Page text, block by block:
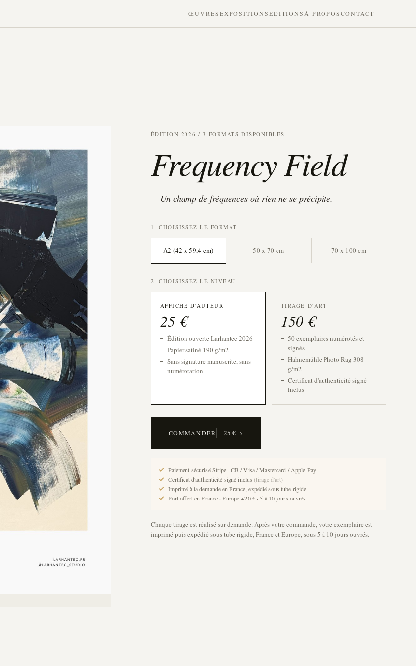
ŒUVRESEXPOSITIONSÉDITIONS À PROPOSCONTACT
ÉDITION 2026 / 3 FORMATS DISPONIBLES
Frequency Field
Un champ de fréquences où rien ne se précipite.
1. CHOISISSEZ LE FORMAT
A2 (42 x 59,4 cm) 50 x 70 cm 70 x 100 cm
2. CHOISISSEZ LE NIVEAU
AFFICHE D'AUTEUR
25€
Édition ouverte Larhantec 2026
Papier satiné 190 g/m2
Sans signature manuscrite, sans
numérotation
TIRAGE D'ART
150€
50 exemplaires numérotés et
signés
Hahnemühle Photo Rag 308
g/m2
Certificat d'authenticité signé
inclus
COMMANDER 25 €→
Paiement sécurisé Stripe · CB / Visa / Mastercard / Apple Pay
Certificat d'authenticité signé inclus(tirage d'art)
Imprimé à la demande en France, expédié sous tube rigide
Port offert en France · Europe +20 € · 5 à 10 jours ouvrés
Chaque tirage est réalisé sur demande. Après votre commande, votre exemplaire est
imprimé puis expédié sous tube rigide, France et Europe, sous 5 à 10 jours ouvrés.